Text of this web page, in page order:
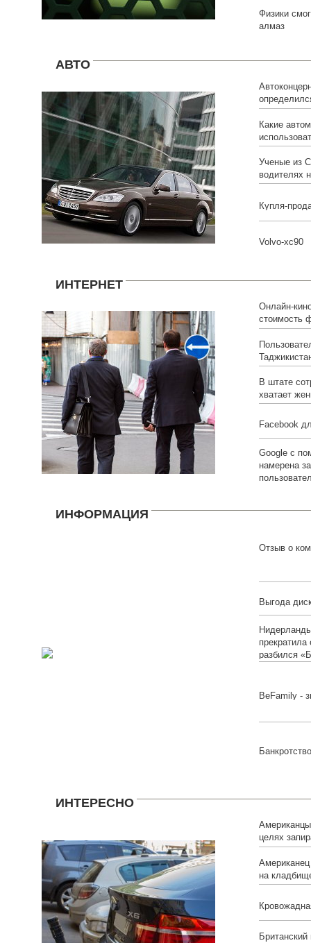
Физики
алмаз
АВТО
Mercedes в
Какие
Ученые из
водителях
Купля-
Volvo-xc90
ИНТЕРНЕТ
Онлайн-
стоимость
В штате
хватает
Facebook
Google с
намерена
ИНФОРМАЦИЯ
Отзыв о
Выгода
прекратила
разбился
BeFamily -
ИНТЕРЕСНО
целях
Американец
на